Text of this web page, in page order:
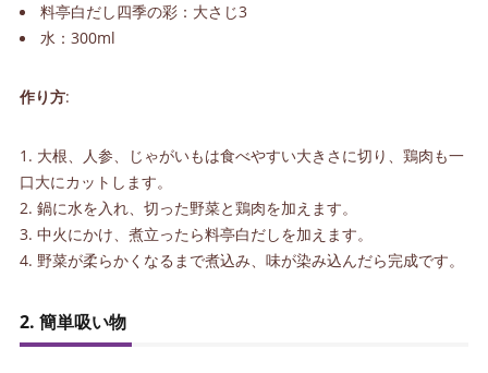
料亭白だし四季の彩：大さじ3
水：300ml
作り方:
大根、人参、じゃがいもは食べやすい大きさに切り、鶏肉も一
口大にカットします。
鍋に水を入れ、切った野菜と鶏肉を加えます。
中火にかけ、煮立ったら料亭白だしを加えます。
野菜が柔らかくなるまで煮込み、味が染み込んだら完成です。
2. 簡単吸い物